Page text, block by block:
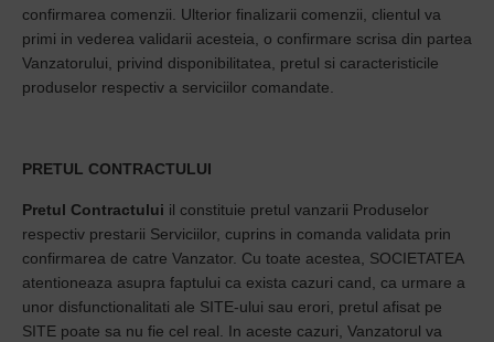
confirmarea comenzii. Ulterior finalizarii comenzii, clientul va
primi in vederea validarii acesteia, o confirmare scrisa din partea
Vanzatorului, privind disponibilitatea, pretul si caracteristicile
produselor respectiv a serviciilor comandate.
PRETUL CONTRACTULUI
Pretul Contractului il constituie pretul vanzarii Produselor
respectiv prestarii Serviciilor, cuprins in comanda validata prin
confirmarea de catre Vanzator. Cu toate acestea, SOCIETATEA
atentioneaza asupra faptului ca exista cazuri cand, ca urmare a
unor disfunctionalitati ale SITE-ului sau erori, pretul afisat pe
SITE poate sa nu fie cel real. In aceste cazuri, Vanzatorul va